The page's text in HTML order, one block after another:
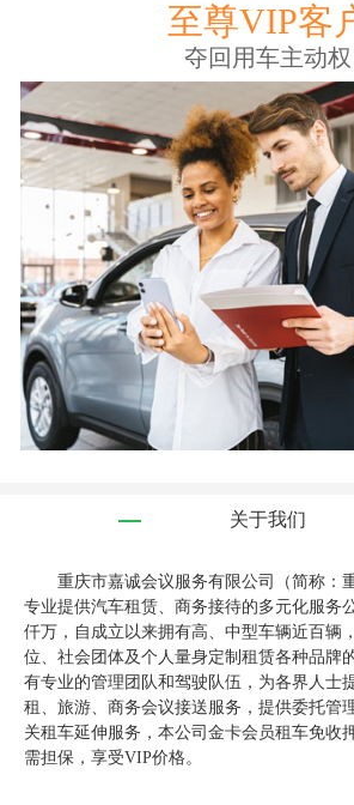
至尊VIP客
夺回用车主动权
关于我们
重庆市嘉诚会议服务有限公司（简称：
专业提供汽车租赁、商务接待的多元化服务
仟万，自成立以来拥有高、中型车辆近百辆
位、社会团体及个人量身定制租赁各种品牌
有专业的管理团队和驾驶队伍，为各界人士
租、旅游、商务会议接送服务，提供委托管
关租车延伸服务，本公司金卡会员租车免收
需担保，享受VIP价格。